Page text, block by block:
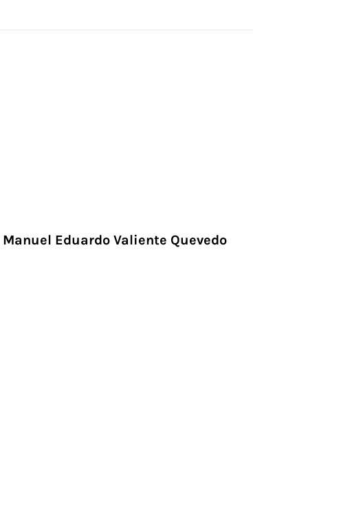
Manuel Eduardo Valiente Quevedo